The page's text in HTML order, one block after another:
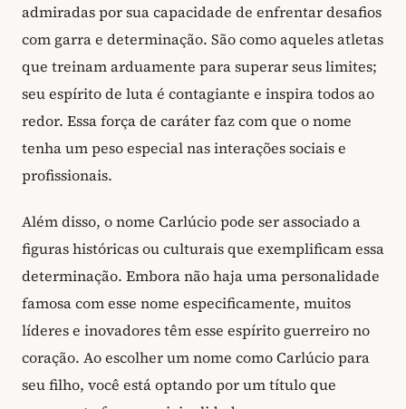
admiradas por sua capacidade de enfrentar desafios
com garra e determinação. São como aqueles atletas
que treinam arduamente para superar seus limites;
seu espírito de luta é contagiante e inspira todos ao
redor. Essa força de caráter faz com que o nome
tenha um peso especial nas interações sociais e
profissionais.
Além disso, o nome Carlúcio pode ser associado a
figuras históricas ou culturais que exemplificam essa
determinação. Embora não haja uma personalidade
famosa com esse nome especificamente, muitos
líderes e inovadores têm esse espírito guerreiro no
coração. Ao escolher um nome como Carlúcio para
seu filho, você está optando por um título que